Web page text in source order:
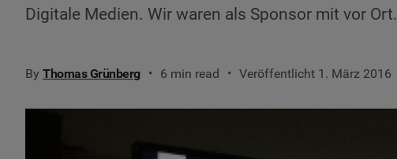
Digitale Medien. Wir waren als Sponsor mit vor Ort.
By Thomas Grünberg 6 min read Veröffentlicht 1. März 2016